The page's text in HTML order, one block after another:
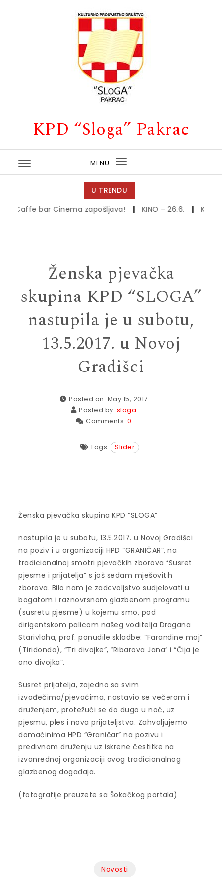
KPD “Sloga” Pakrac
MENU
Toggle
navigation
U TRENDU
Caffe bar Cinema zapošljava!
KINO – 26.6. Kino –
Ženska pjevačka
skupina KPD “SLOGA”
nastupila je u subotu,
13.5.2017. u Novoj
Gradišci
Posted on: May 15, 2017
Posted by: sloga
Comments: 0
Tags: Slider
Ženska pjevačka skupina KPD “SLOGA”
nastupila je u subotu, 13.5.2017. u Novoj Gradišci
na poziv i u organizaciji HPD “GRANIČAR”, na
tradicionalnoj smotri pjevačkih zborova “Susret
pjesme i prijatelja” s još sedam mješovitih
zborova. Bilo nam je zadovoljstvo sudjelovati u
bogatom i raznovrsnom glazbenom programu
(susretu pjesme) u kojemu smo, pod
dirigentskom palicom našeg voditelja Dragana
Starivlaha, prof. ponudile skladbe: “Farandine moj”
(Tiridonda), “Tri divojke”, “Ribarova Jana” i “Čija je
ono divojka”.
Susret prijatelja, zajedno sa svim
izvođečima/pjevačima, nastavio se večerom i
druženjem, protežući se do dugo u noć, uz
pjesmu, ples i nova prijateljstva. Zahvaljujemo
domaćinima HPD “Graničar” na pozivu i
predivnom druženju uz iskrene čestitke na
izvanrednoj organizaciji ovog tradicionalnog
glazbenog događaja.
(fotografije preuzete sa Šokačkog portala)
Novosti